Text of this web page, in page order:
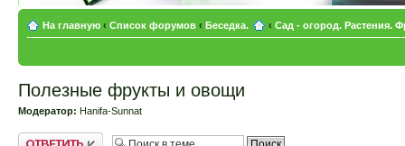
На главную ‹ Список форумов ‹ Беседка. ‹ Сад - огород. Растения.
Полезные фрукты и овощи
Модератор: Hanifa-Sunnat
Ответить